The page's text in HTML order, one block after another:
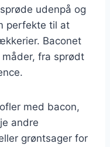
udenpå og
perfekte til at
Baconet
fra sprødt
med bacon,
andre
grøntsager for